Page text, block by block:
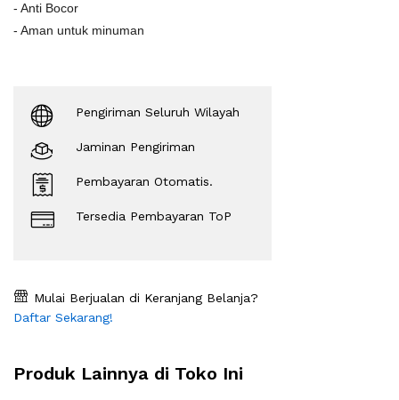
- Anti Bocor
- Aman untuk minuman
Pengiriman Seluruh Wilayah
Jaminan Pengiriman
Pembayaran Otomatis.
Tersedia Pembayaran ToP
Mulai Berjualan di Keranjang Belanja?
Daftar Sekarang!
Produk Lainnya di Toko Ini